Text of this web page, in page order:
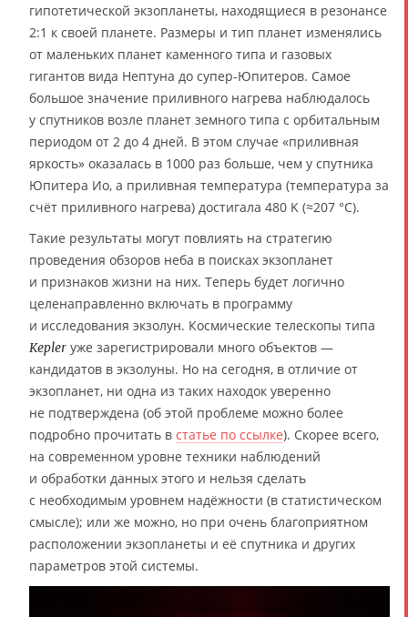
гипотетической экзопланеты, находящиеся в резонансе
2:1 к своей планете. Размеры и тип планет изменялись
от маленьких планет каменного типа и газовых
гигантов вида Нептуна до супер-Юпитеров. Самое
большое значение приливного нагрева наблюдалось
у спутников возле планет земного типа с орбитальным
периодом от 2 до 4 дней. В этом случае «приливная
яркость» оказалась в 1000 раз больше, чем у спутника
Юпитера Ио, а приливная температура (температура за
счёт приливного нагрева) достигала 480 K (≈207 °C).
Такие результаты могут повлиять на стратегию
проведения обзоров неба в поисках экзопланет
и признаков жизни на них. Теперь будет логично
целенаправленно включать в программу
и исследования экзолун. Космические телескопы типа
Kepler уже зарегистрировали много объектов —
кандидатов в экзолуны. Но на сегодня, в отличие от
экзопланет, ни одна из таких находок уверенно
не подтверждена (об этой проблеме можно более
подробно прочитать в статье по ссылке). Скорее всего,
на современном уровне техники наблюдений
и обработки данных этого и нельзя сделать
с необходимым уровнем надёжности (в статистическом
смысле); или же можно, но при очень благоприятном
расположении экзопланеты и её спутника и других
параметров этой системы.